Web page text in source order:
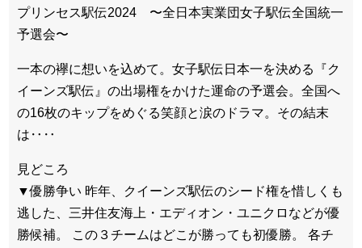
プリンセス駅伝2024 〜全日本実業団女子駅伝全国統一
予選会〜
一本の襷に想いを込めて。女子駅伝日本一を決める『ク
イーンズ駅伝』の出場権をかけた運命の予選会。全国へ
の16枚のキップをめぐる笑顔と涙のドラマ。その結末
は‥‥
見どころ
▼優勝争い 昨年、クイーンズ駅伝のシード権を惜しくも
逃した、三井住友海上・エディオン・ユニクロなどが優
勝候補。 この３チームはどこが勝っても初優勝。 各チ